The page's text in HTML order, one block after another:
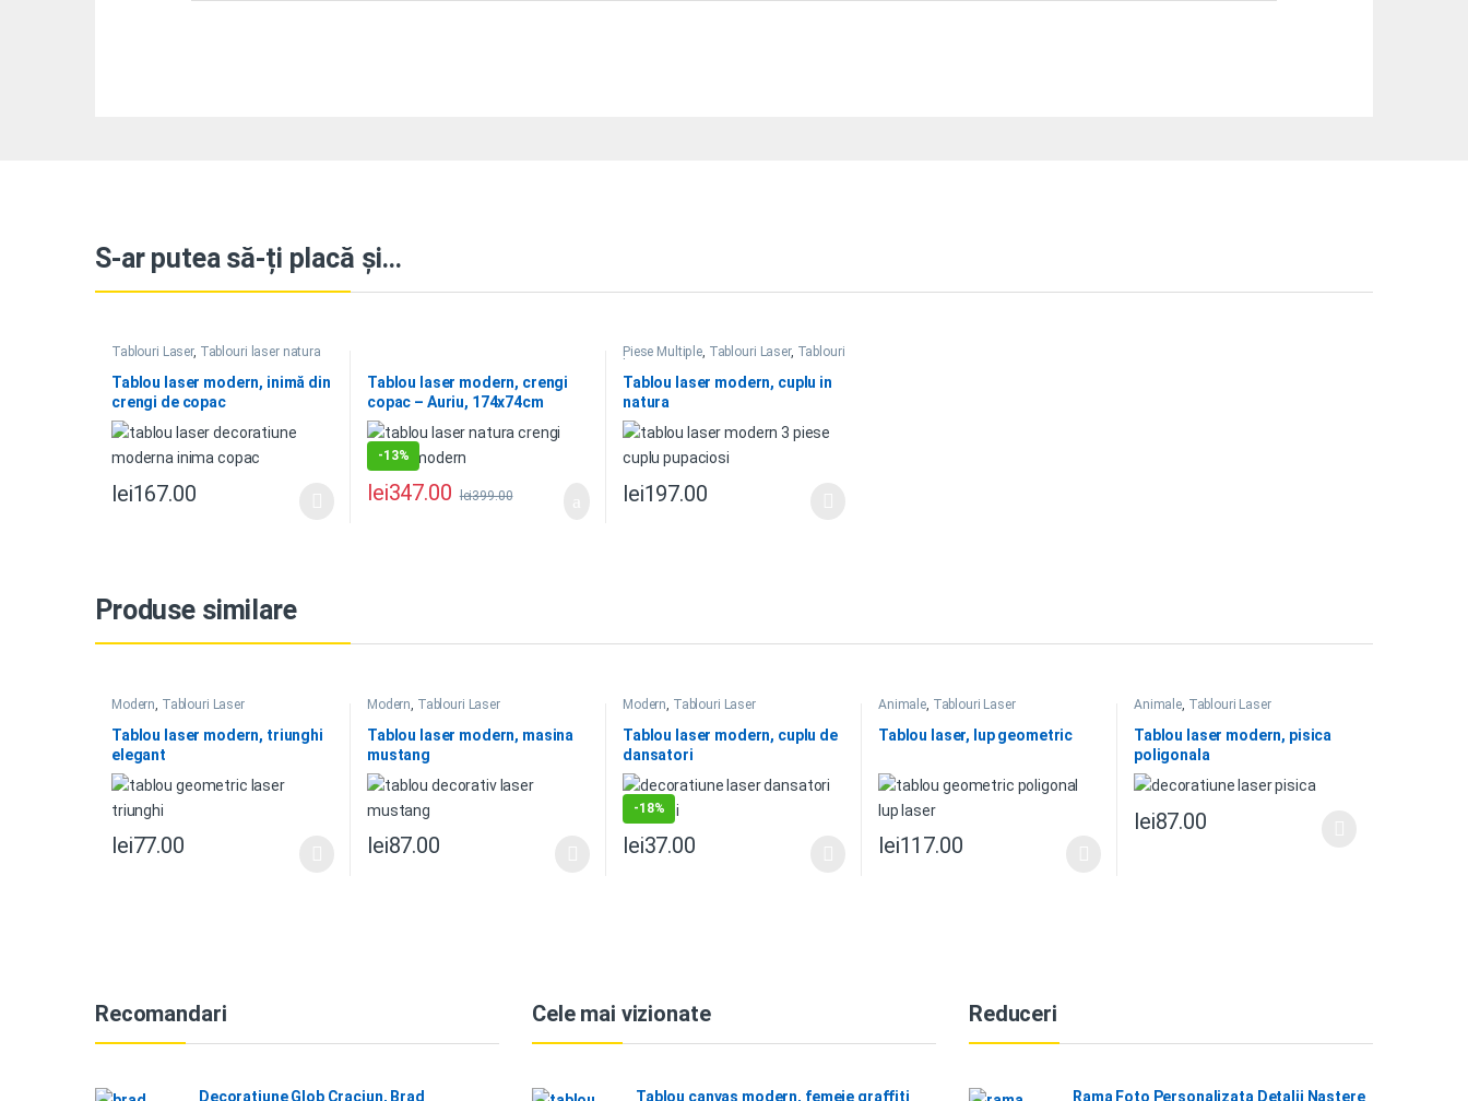
S-ar putea să-ți placă și…
Tablouri Laser, Tablouri laser natura
Tablou laser modern, inimă din
crengi de copac
lei167.00
Tablou laser modern, crengi
copac – Auriu, 174x74cm
-13%
lei347.00 lei399.00
Piese Multiple, Tablouri Laser, Tablouri
Tablou laser modern, cuplu in
natura
lei197.00
Produse similare
Modern, Tablouri Laser
Tablou laser modern, triunghi
elegant
lei77.00
Modern, Tablouri Laser
Tablou laser modern, masina
mustang
lei87.00
Modern, Tablouri Laser
Tablou laser modern, cuplu de
dansatori
-18%
lei37.00
Animale, Tablouri Laser
Tablou laser, lup geometric
lei117.00
Animale, Tablouri Laser
Tablou laser modern, pisica
poligonala
lei87.00
Recomandari
Decoratiune Glob Craciun, Brad
Cele mai vizionate
Tablou canvas modern, femeie graffiti
Reduceri
Rama Foto Personalizata Detalii Nastere